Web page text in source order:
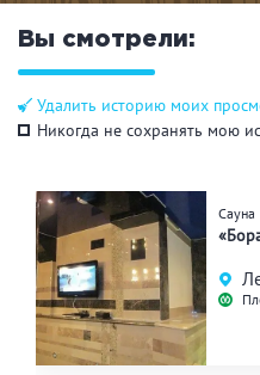
Вы смотрели:
Удалить историю моих
Никогда не сохранять мою
Сауна